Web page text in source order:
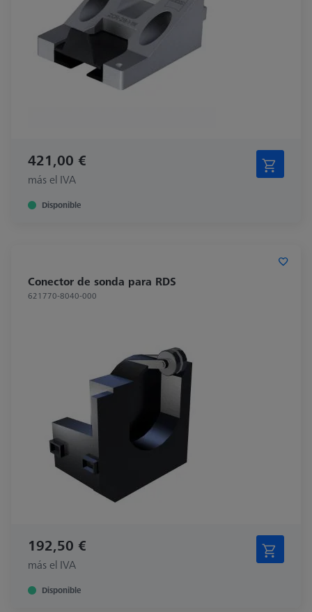
421,00 €
más el IVA
Disponible
Conector de sonda para RDS
621770-8040-000
192,50 €
más el IVA
Disponible